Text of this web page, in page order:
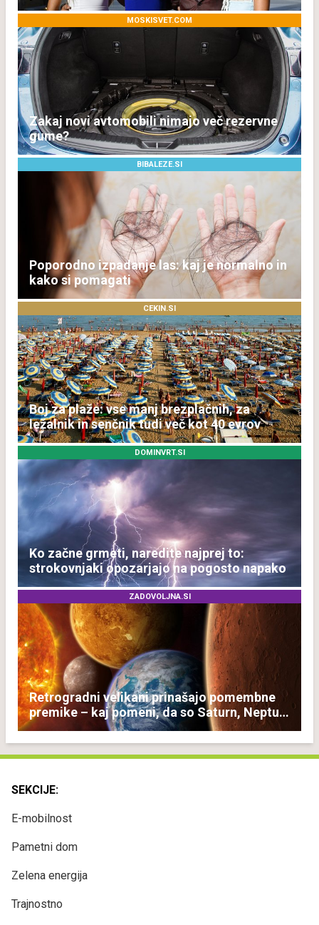
MOSKISVET.COM
Zakaj novi avtomobili nimajo več rezervne
gume?
BIBALEZE.SI
Poporodno izpadanje las: kaj je normalno in
kako si pomagati
CEKIN.SI
Boj za plaže: vse manj brezplačnih, za
ležalnik in senčnik tudi več kot 40 evrov
DOMINVRT.SI
Ko začne grmeti, naredite najprej to:
strokovnjaki opozarjajo na pogosto napako
ZADOVOLJNA.SI
Retrogradni velikani prinašajo pomembne
premike – kaj pomeni, da so Saturn, Neptun
in Pluton hkrati retrogradni?
SEKCIJE:
E-mobilnost
Pametni dom
Zelena energija
Trajnostno